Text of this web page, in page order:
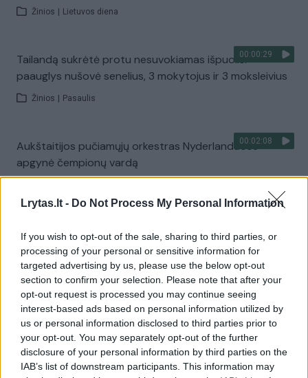
Lrytas.lt - Do Not Process My Personal Information
If you wish to opt-out of the sale, sharing to third parties, or
processing of your personal or sensitive information for
targeted advertising by us, please use the below opt-out
section to confirm your selection. Please note that after your
opt-out request is processed you may continue seeing
interest-based ads based on personal information utilized by
us or personal information disclosed to third parties prior to
your opt-out. You may separately opt-out of the further
disclosure of your personal information by third parties on the
IAB’s list of downstream participants. This information may
Žinios Lietuvos diena
00:00:29
Tailandą sukrėtė protu nesuvokiamas išpuolis:
paauglys nušovė senelius, 3 mokytojus ir 3 moksleivius
Žinios Pasaulis
00:02:08
Aukštaitijos pučiamųjų orkestras Nyderlanduose
apgynė čempionų vardą
Visi įrašai
Žiūrimiausi įrašai
00:00:30
Vaizdai iš tragiškos avarijos Vilniaus r.: dviejų moterų ir
vaiko gyvybių išgelbėti nepavyko